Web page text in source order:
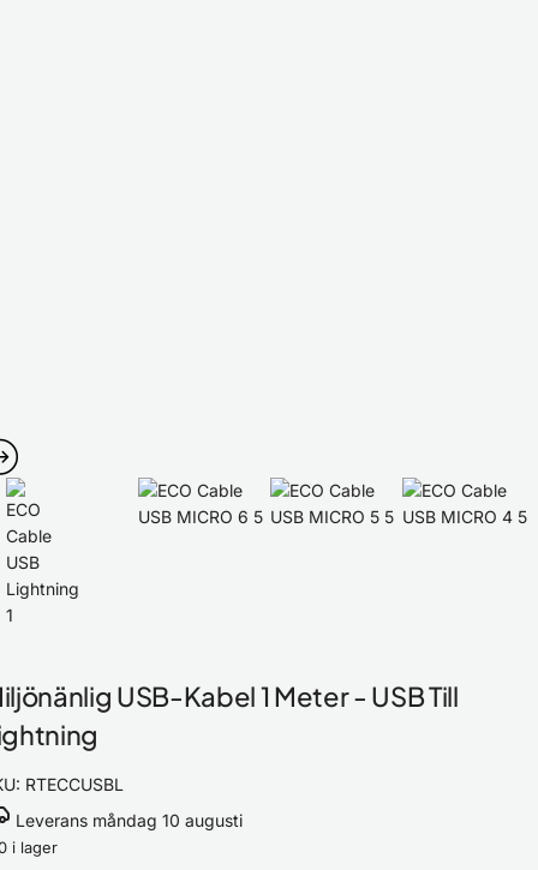
USB-Kabel 1 Meter - USB Till
RTECCUSBL
Leverans måndag 10 augusti
i lager